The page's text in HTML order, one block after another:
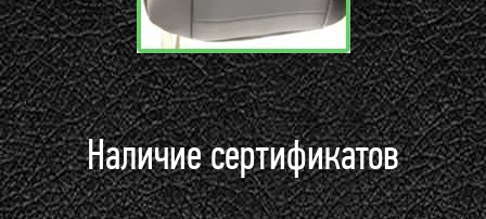
Наличие сертификатов